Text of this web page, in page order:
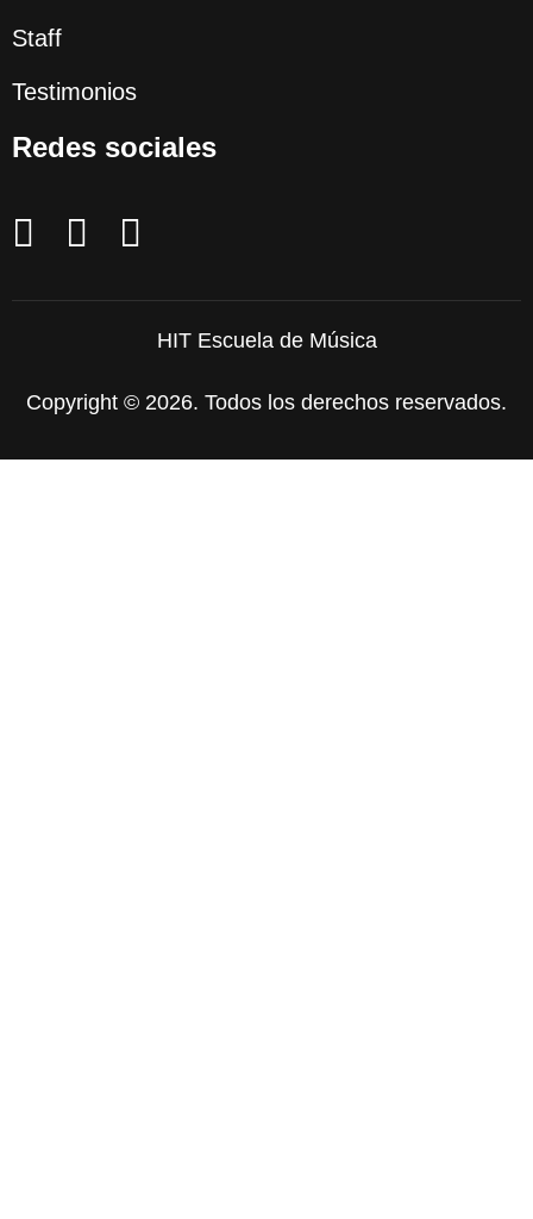
Staff
Testimonios
Redes sociales
HIT Escuela de Música
Copyright © 2026. Todos los derechos reservados.